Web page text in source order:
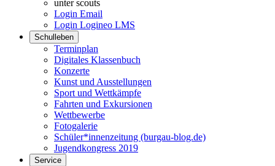
unter scouts
Login Email
Login Logineo LMS
Schulleben
Terminplan
Digitales Klassenbuch
Konzerte
Kunst und Ausstellungen
Sport und Wettkämpfe
Fahrten und Exkursionen
Wettbewerbe
Fotogalerie
Schüler*innenzeitung (burgau-blog.de)
Jugendkongress 2019
Service